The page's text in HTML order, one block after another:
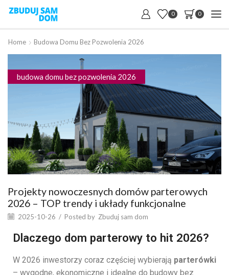
0 0
Home Budowa Domu Bez Pozwolenia 2026
budowa domu bez pozwolenia 2026
Projekty nowoczesnych domów parterowych
2026 – TOP trendy i układy funkcjonalne
2025-10-26 / Posted by Zbuduj sam dom
Dlaczego dom parterowy to hit 2026?
W 2026 inwestorzy coraz częściej wybierają parterówki
– wygodne, ekonomiczne i idealne do budowy bez